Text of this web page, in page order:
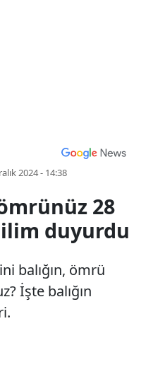
2024 - 14:38
28
duyurdu
balığın, ömrü
İşte balığın